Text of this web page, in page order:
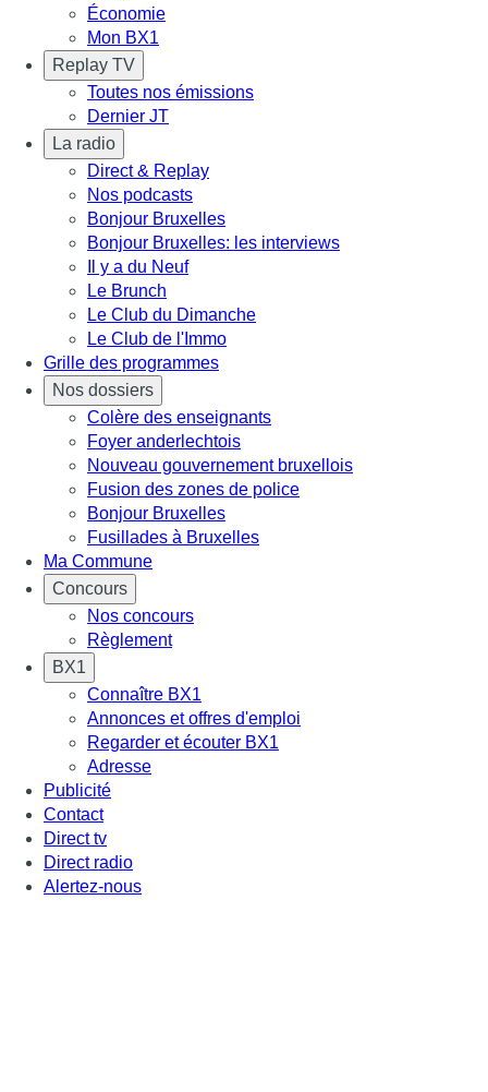
Économie
Mon BX1
Replay TV
Toutes nos émissions
Dernier JT
La radio
Direct & Replay
Nos podcasts
Bonjour Bruxelles
Bonjour Bruxelles: les interviews
Il y a du Neuf
Le Brunch
Le Club du Dimanche
Le Club de l'Immo
Grille des programmes
Nos dossiers
Colère des enseignants
Foyer anderlechtois
Nouveau gouvernement bruxellois
Fusion des zones de police
Bonjour Bruxelles
Fusillades à Bruxelles
Ma Commune
Concours
Nos concours
Règlement
BX1
Connaître BX1
Annonces et offres d'emploi
Regarder et écouter BX1
Adresse
Publicité
Contact
Direct tv
Direct radio
Alertez-nous